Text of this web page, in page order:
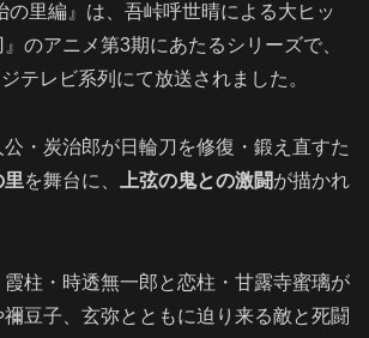
の里編』は、吾峠呼世晴による大ヒッ
』のアニメ第3期にあたるシリーズで、
テレビ系列にて放送されました。
・炭治郎が日輪刀を修復・鍛え直すた
里を舞台に、 上弦の鬼との激闘が描かれ
柱・時透無一郎と恋柱・甘露寺蜜璃が
豆子、玄弥とともに迫り来る敵と死闘